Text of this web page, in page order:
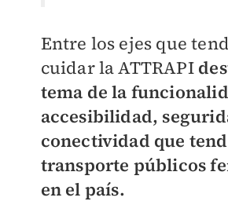
Entre los ejes que
cuidar la ATTRAPI
tema de la
accesibilidad,
conectividad que
transporte públicos
en el país.